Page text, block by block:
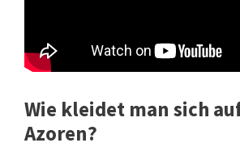
Wie kleidet man sich
Azoren?